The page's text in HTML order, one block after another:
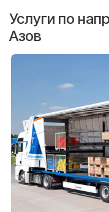
Услуги по
Азов